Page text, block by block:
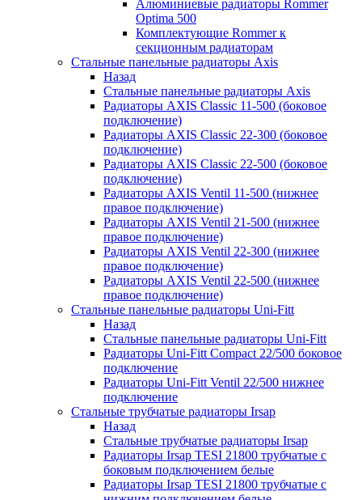
Алюминиевые радиаторы Rommer
Optima 500
Комплектующие Rommer к
секционным радиаторам
Стальные панельные радиаторы Axis
Назад
Стальные панельные радиаторы Axis
Радиаторы AXIS Classic 11-500 (боковое
подключение)
Радиаторы AXIS Classic 22-300 (боковое
подключение)
Радиаторы AXIS Classic 22-500 (боковое
подключение)
Радиаторы AXIS Ventil 11-500 (нижнее
правое подключение)
Радиаторы AXIS Ventil 21-500 (нижнее
правое подключение)
Радиаторы AXIS Ventil 22-300 (нижнее
правое подключение)
Радиаторы AXIS Ventil 22-500 (нижнее
правое подключение)
Стальные панельные радиаторы Uni-Fitt
Назад
Стальные панельные радиаторы Uni-Fitt
Радиаторы Uni-Fitt Compact 22/500 боковое
подключение
Радиаторы Uni-Fitt Ventil 22/500 нижнее
подключение
Стальные трубчатые радиаторы Irsap
Назад
Стальные трубчатые радиаторы Irsap
Радиаторы Irsap TESI 21800 трубчатые с
боковым подключением белые
Радиаторы Irsap TESI 21800 трубчатые с